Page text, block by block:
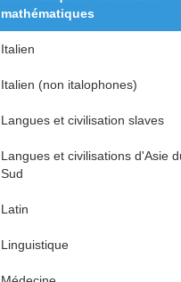
mathématiques
Italien
Italien (non italophones)
Langues et civilisation slaves
Langues et civilisations d'Asie
Sud
Latin
Linguistique